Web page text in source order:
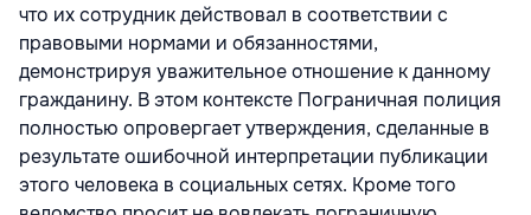
что их сотрудник действовал в соответствии с
правовыми нормами и обязанностями,
демонстрируя уважительное отношение к данному
гражданину. В этом контексте Пограничная полиция
полностью опровергает утверждения, сделанные в
результате ошибочной интерпретации публикации
этого человека в социальных сетях. Кроме того